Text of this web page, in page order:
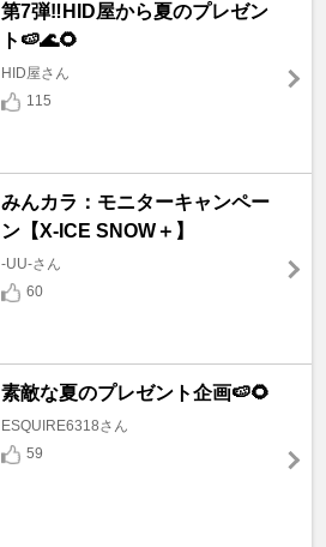
第7弾‼️HID屋から夏のプレゼン
ト🍉🌊🌻
HID屋さん
115
みんカラ：モニターキャンペー
ン【X-ICE SNOW＋】
-UU-さん
60
素敵な夏のプレゼント企画🍉🌻
ESQUIRE6318さん
59